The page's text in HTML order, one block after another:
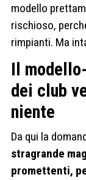
modello
rischioso,
rimpianti. Ma
Il
dei club
niente
Da qui la
stragrande
promettenti,